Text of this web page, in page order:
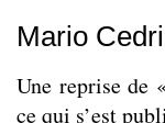
Mario
Une reprise de
ce qui s’est